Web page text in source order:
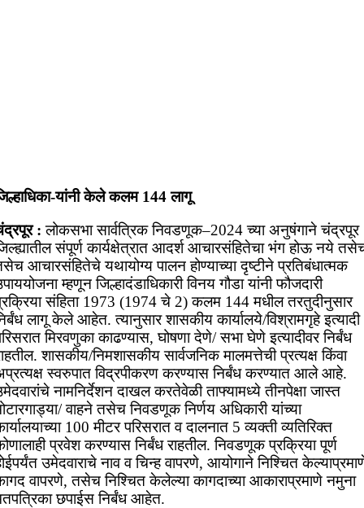
यांनी केले कलम 144 लागू
: लोकसभा सार्वत्रिक निवडणूक–2024 च्या अनुषंगाने चंद्रपूर
संपूर्ण कार्यक्षेत्रात आदर्श आचारसंहितेचा भंग होऊ नये
आचारसंहितेचे यथायोग्य पालन होण्याच्या दृष्टीने प्रतिबंधात्मक
म्हणून जिल्हादंडाधिकारी विनय गौडा यांनी फौजदारी
संहिता 1973 (1974 चे 2) कलम 144 मधील तरतुदीनुसार
लागू केले आहेत. त्यानुसार शासकीय कार्यालये/विश्रामगृहे इत्यादी
मिरवणुका काढण्यास, घोषणा देणे/ सभा घेणे इत्यादीवर निर्बंध
शासकीय/निमशासकीय सार्वजनिक मालमत्तेची प्रत्यक्ष किंवा
स्वरुपात विद्रपीकरण करण्यास निर्बंध करण्यात आले आहे.
नामनिर्देशन दाखल करतेवेळी ताफ्यामध्ये तीनपेक्षा जास्त
वाहने तसेच निवडणूक निर्णय अधिकारी यांच्या
100 मीटर परिसरात व दालनात 5 व्यक्ती व्यतिरिक्त
प्रवेश करण्यास निर्बंध राहतील. निवडणूक प्रक्रिया पूर्ण
उमेदवाराचे नाव व चिन्ह वापरणे, आयोगाने निश्चित
वापरणे, तसेच निश्चित केलेल्या कागदाच्या आकाराप्रमाणे नमुना
छपाईस निर्बंध आहेत.